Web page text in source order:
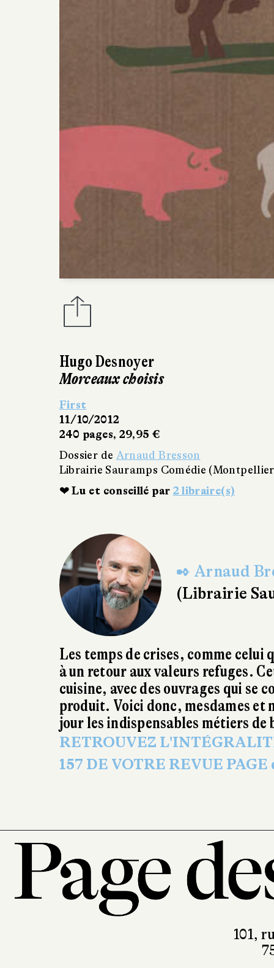
Hugo Desnoyer
Morceaux choisis
First
11/10/2012
240 pages, 29,95 €
Dossier de Arnaud Bresson
Librairie Sauramps Comédie
❤ Lu et conseillé par 2 libraire(s)
✒ Arnaud
(Librairie
Les temps de crises, comme
à un retour aux valeurs refuges.
cuisine, avec des ouvrages qui se
produit. Voici donc, mesdames et
jour les indispensables métiers
RETROUVEZ
157 DE VOTRE REVUE PAGE
101,